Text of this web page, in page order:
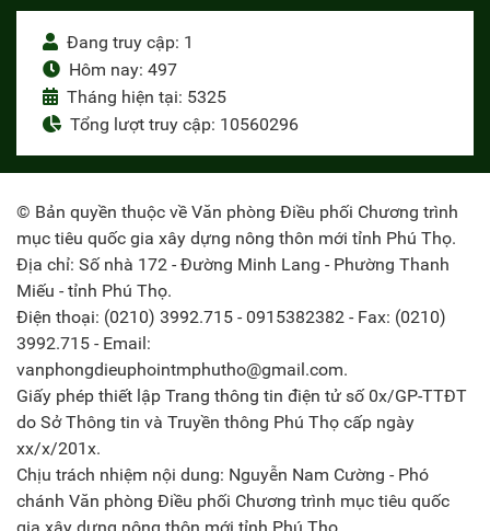
Đang truy cập: 1
Hôm nay: 497
Tháng hiện tại: 5325
Tổng lượt truy cập: 10560296
© Bản quyền thuộc về Văn phòng Điều phối Chương trình
mục tiêu quốc gia xây dựng nông thôn mới tỉnh Phú Thọ.
Địa chỉ: Số nhà 172 - Đường Minh Lang - Phường Thanh
Miếu - tỉnh Phú Thọ.
Điện thoại: (0210) 3992.715 - 0915382382 - Fax: (0210)
3992.715 - Email:
vanphongdieuphointmphutho@gmail.com.
Giấy phép thiết lập Trang thông tin điện tử số 0x/GP-TTĐT
do Sở Thông tin và Truyền thông Phú Thọ cấp ngày
xx/x/201x.
Chịu trách nhiệm nội dung: Nguyễn Nam Cường - Phó
chánh Văn phòng Điều phối Chương trình mục tiêu quốc